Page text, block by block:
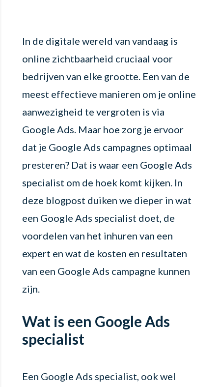
In de digitale wereld van vandaag is
online zichtbaarheid cruciaal voor
bedrijven van elke grootte. Een van de
meest effectieve manieren om je online
aanwezigheid te vergroten is via
Google Ads. Maar hoe zorg je ervoor
dat je Google Ads campagnes optimaal
presteren? Dat is waar een Google Ads
specialist om de hoek komt kijken. In
deze blogpost duiken we dieper in wat
een Google Ads specialist doet, de
voordelen van het inhuren van een
expert en wat de kosten en resultaten
van een Google Ads campagne kunnen
zijn.
Wat is een Google Ads
specialist
Een Google Ads specialist, ook wel